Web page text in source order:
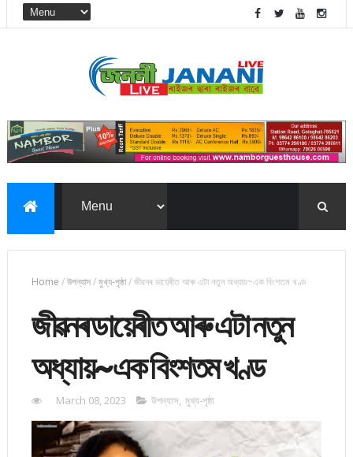
Home /উপন্যাস/মুখ্য-পৃষ্ঠা/জীৱনৰ ডায়েৰীত আৰু এটা নতুন অধ্যায়~এক বিংশতম খণ্ড
জীৱনৰ ডায়েৰীত আৰু এটা নতুন
অধ্যায়~এক বিংশতম খণ্ড
March 08, 2023 উপন্যাস মুখ্য-পৃষ্ঠা